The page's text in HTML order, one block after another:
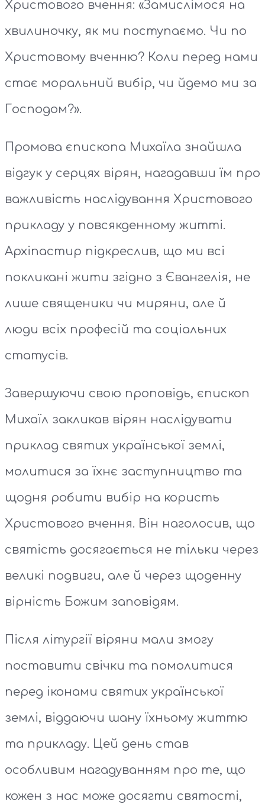
Христового вчення: «Замислімося на
хвилиночку, як ми поступаємо. Чи по
Христовому вченню? Коли перед нами
стає моральний вибір, чи йдемо ми за
Господом?».
Промова єпископа Михаїла знайшла
відгук у серцях вірян, нагадавши їм про
важливість наслідування Христового
прикладу у повсякденному житті.
Архіпастир підкреслив, що ми всі
покликані жити згідно з Євангелія, не
лише священики чи миряни, але й
люди всіх професій та соціальних
статусів.
Завершуючи свою проповідь, єпископ
Михаїл закликав вірян наслідувати
приклад святих української землі,
молитися за їхнє заступництво та
щодня робити вибір на користь
Христового вчення. Він наголосив, що
святість досягається не тільки через
великі подвиги, але й через щоденну
вірність Божим заповідям.
Після літургії віряни мали змогу
поставити свічки та помолитися
перед іконами святих української
землі, віддаючи шану їхньому життю
та прикладу. Цей день став
особливим нагадуванням про те, що
кожен з нас може досягти святості,